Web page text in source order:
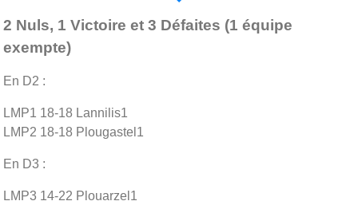
2 Nuls, 1 Victoire et 3 Défaites (1 équipe
exempte)
En D2 :
LMP1 18-18 Lannilis1
LMP2 18-18 Plougastel1
En D3 :
LMP3 14-22 Plouarzel1